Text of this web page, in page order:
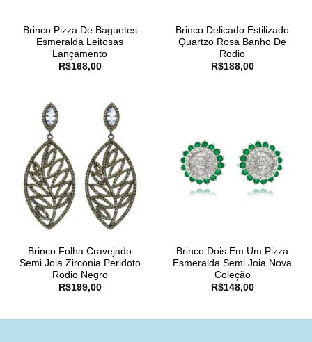
Brinco Pizza De Baguetes
Esmeralda Leitosas
Lançamento
R$168,00
Brinco Delicado Estilizado
Quartzo Rosa Banho De
Rodio
R$188,00
Brinco Folha Cravejado
Semi Joia Zirconia Peridoto
Rodio Negro
R$199,00
Brinco Dois Em Um Pizza
Esmeralda Semi Joia Nova
Coleção
R$148,00